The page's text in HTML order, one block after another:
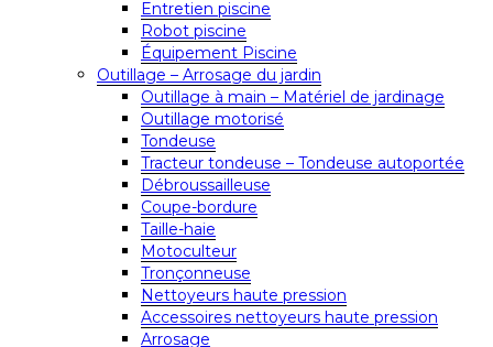
Entretien piscine
Robot piscine
Équipement Piscine
Outillage – Arrosage du jardin
Outillage à main – Matériel de jardinage
Outillage motorisé
Tondeuse
Tracteur tondeuse – Tondeuse autoportée
Débroussailleuse
Coupe-bordure
Taille-haie
Motoculteur
Tronçonneuse
Nettoyeurs haute pression
Accessoires nettoyeurs haute pression
Arrosage